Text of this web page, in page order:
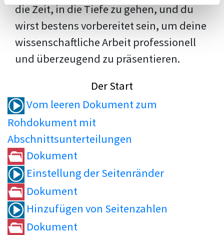
die Zeit, in die Tiefe zu gehen, und du
wirst bestens vorbereitet sein, um deine
wissenschaftliche Arbeit professionell
und überzeugend zu präsentieren.
Der Start
Vom leeren Dokument zum
Rohdokument mit
Abschnittsunterteilungen
Dokument
Einstellung der Seitenränder
Dokument
Hinzufügen von Seitenzahlen
Dokument